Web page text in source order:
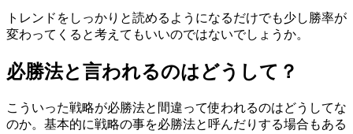
トレンドをしっかりと読めるようになるだけでも少し勝率が
変わってくると考えてもいいのではないでしょうか。
必勝法と言われるのはどうして？
こういった戦略が必勝法と間違って使われるのはどうしてな
のか。基本的に戦略の事を必勝法と呼んだりする場合もある